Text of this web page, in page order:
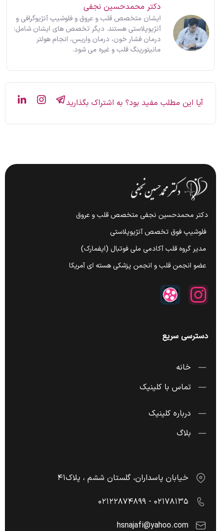
دکتر محمدحسین نجفی
ایشان متخصص قلب و عروق و فلوشیپ آنژیوگرافی و
آنژیوپلاستی هستند. دیگر تخصص های ایشان شامل:
درمان فشار خون، درمان واریس، انجام هولتر
مانیتورینگ قلب و غیره می شود.
آیا این مطلب مفید بود؟ به اشتراک بگذارید
دکتر محمدحسین نجفی متخصص قلب و عروق
فلوشیپ فوق تخصص آنژیوپلاستی
مدیر گروه قلب آکادمی ملی فوتبال (ایفمارک)
عضو انجمن قلب و انجمن پزشکی هسته ای آمریکا
دسترسی سریع
خانه
تماس با کلینیک
درباره کلینیک
بلاگ
خیابان پاسداران، گلستان ششم ، پلاک۴۱
۰۲۱۷۸۱۳۵ - ۰۲۱۲۲۸۷۴۸۹۹
hsnajafi@yahoo.com